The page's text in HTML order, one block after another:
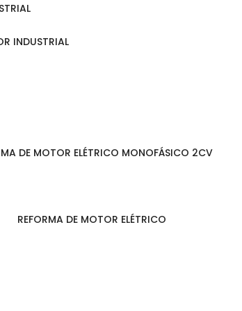
INDUSTRIAL
DE MOTOR ELÉTRICO MONOFÁSICO 2CV
REFORMA DE MOTOR ELÉTRICO